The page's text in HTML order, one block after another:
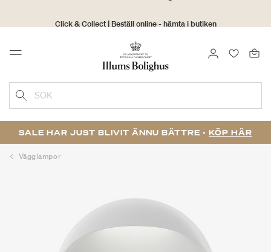
30 dagars returrätt
Menu LOGGA IN
SÖK
SALE HAR JUST BLIVIT ÄNNU BÄTTRE - KÖP HÄR
Vägglampor